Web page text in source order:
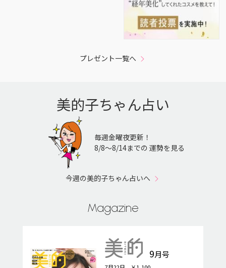
プレゼント一覧へ
美的子ちゃん占い
毎週金曜夜更新！
8/8〜8/14までの 運勢を見る
今週の美的子ちゃん占いへ
Magazine
9月号